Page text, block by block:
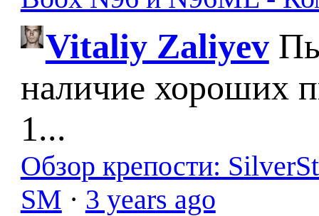
Vitaliy Zaliyev
наличие хороших
1...
Обзор крепости:
SM · 3 years ago